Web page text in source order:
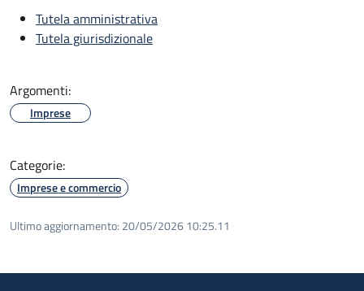
Tutela amministrativa
Tutela giurisdizionale
Argomenti:
Imprese
Categorie:
Imprese e commercio
Ultimo aggiornamento: 20/05/2026 10:25.11